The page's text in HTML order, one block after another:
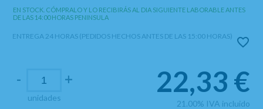
EN STOCK. CÓMPRALO Y LO RECIBIRÁS AL DIA SIGUIENTE LABORABLE ANTES
DE LAS 14:00 HORAS PENINSULA
ENTREGA 24 HORAS (PEDIDOS HECHOS ANTES DE LAS 15:00 HORAS)
-
unidades
+ 22,33 €
21.00% IVA incluido